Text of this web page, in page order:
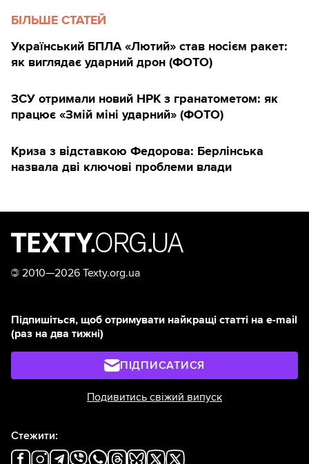
БІЛЬШЕ СТАТЕЙ
Український БПЛА «Лютий» став носієм ракет:
як виглядає ударний дрон (ФОТО)
ЗСУ отримали новий НРК з гранатометом: як
працює «Змій міні ударний» (ФОТО)
Криза з відставкою Федорова: Берлінська
назвала дві ключові проблеми влади
© 2010—2026 Texty.org.ua
Підпишіться, щоб отримувати найкращі статті на e-mail
(раз на два тижні)
ПІДПИСАТИСЯ
Подивитись свіжий випуск
Стежити: